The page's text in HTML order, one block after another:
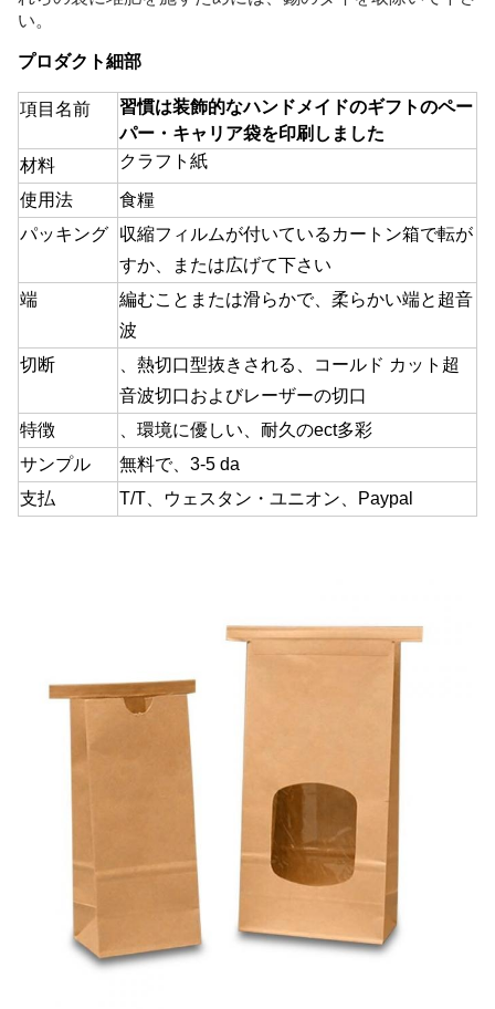
い。
プロダクト細部
項目名前
習慣は装飾的なハンドメイドのギフトのペー
パー・キャリア袋を印刷しました
材料
クラフト紙
使用法
食糧
パッキング
収縮フィルムが付いているカートン箱で転が
すか、または広げて下さい
端
編むことまたは滑らかで、柔らかい端と超音
波
切断
、熱切口型抜きされる、コールド カット超
音波切口およびレーザーの切口
特徴
、環境に優しい、耐久のect多彩
サンプル
無料で、3-5 da
支払
T/T、ウェスタン・ユニオン、Paypal